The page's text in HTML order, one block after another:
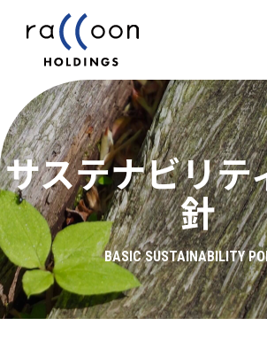
サステナビリテ
針
BASIC SUSTAINABILITY